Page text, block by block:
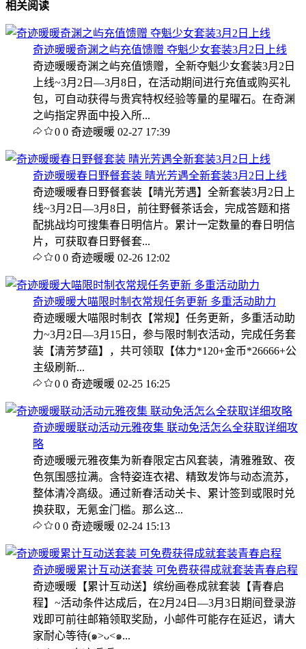
相关阅读
奇迹暖暖奇渊之屿充值馈赠 夺魁少女套装3月2日上线
奇迹暖暖奇渊之屿充值馈赠，全新夺魁少女套装3月2日
上线~3月2日—3月8日，在活动期间进行充值或购买礼
包，可自动获得与贵宾特权经验等量的星曜石。在奇渊
之屿指定界面中投入所...
0 0 奇迹暖暖 02-27 17:39
奇迹暖暖春日野餐套装 晴光芳遇全新套装3月2日上线
奇迹暖暖春日野餐套装【晴光芳遇】全新套装3月2日上
线~3月2日—3月8日，前往野餐茶话会，完成答题和搭
配挑战均可搜集春日明信片。累计一定数量的春日明信
片，可获取春日野餐套...
0 0 奇迹暖暖 02-26 12:02
奇迹暖暖大喵限时制衣常规任务更新 多重活动助力
奇迹暖暖大喵限时制衣【常规】任务更新，多重活动助
力~3月2日—3月15日，参与限时制衣活动，完成任务套
装【清芳梦蕴】，共可领取【体力*120+金币*26666+公
主级刷新...
0 0 奇迹暖暖 02-25 16:25
奇迹暖暖联动活动元雅夜集 联动免活怎么全获取详细攻
略
奇迹暖暖元雅夜集为新春限定古风套装，清雅雅致、夜
色氛围感拉满。含特姿连衣裙、精致发饰与动态流苏，
整体清冷高级。通过新春活动关卡、累计签到或限时兑
换获取，无氪金门槛。那么这...
0 0 奇迹暖暖 02-24 15:13
奇迹暖暖累计互动送套装 可免费获得成就套装青春启程
奇迹暖暖【累计互动送】缤纷画卷成就套装【青春启
程】~活动条件达成后，在2月24日—3月3日期间登录游
戏即可前往邮箱领取奖励，小邮件可能存在延迟，请大
家耐心等待(๑>ᴗ<๑...